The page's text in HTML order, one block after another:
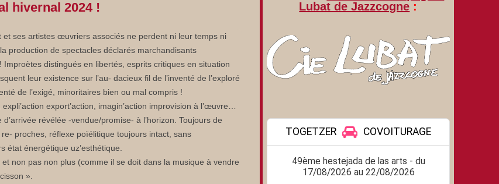
hivernal 2024 !
et ses artistes œuvriers associés ne perdent ni leur temps ni
production de spectacles déclarés marchandisants
Improètes distingués en libertés, esprits critiques en situation
leur existence sur l’au- dacieux fil de l’inventé de l’exploré
de l’exigé, minoritaires bien ou mal compris !
expli’action export’action, imagin’action improvision à l’œuvre…
d’arrivée révélée -vendue/promise- à l’horizon. Toujours de
proches, réflexe poïélitique toujours intact, sans
état énergétique uz’esthétique.
non pas non plus (comme il se doit dans la musique à vendre
».
Lubat de Jazzcogne :